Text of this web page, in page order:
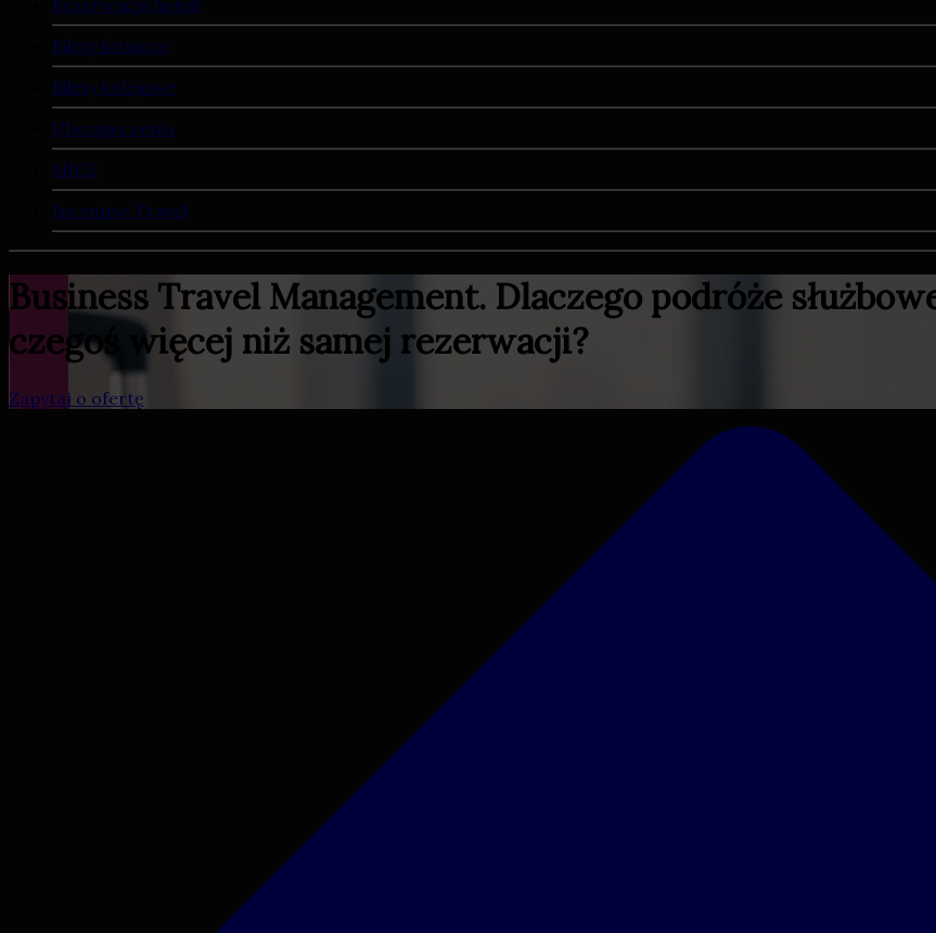
Rezerwacja hoteli
Bilety lotnicze
Bilety kolejowe
Ubezpieczenia
MICE
Incentive Travel
Business Travel Management. Dlaczego podróże
czegoś więcej niż samej rezerwacji?
Zapytaj o ofertę